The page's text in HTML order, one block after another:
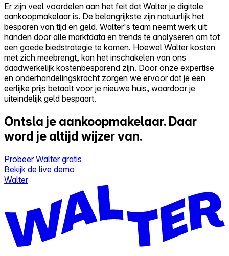
Er zijn veel voordelen aan het feit dat Walter je digitale
aankoopmakelaar is. De belangrijkste zijn natuurlijk het
besparen van tijd en geld. Walter's team neemt werk uit
handen door alle marktdata en trends te analyseren om tot
een goede biedstrategie te komen. Hoewel Walter kosten
met zich meebrengt, kan het inschakelen van ons
daadwerkelijk kostenbesparend zijn. Door onze expertise
en onderhandelingskracht zorgen we ervoor dat je een
eerlijke prijs betaalt voor je nieuwe huis, waardoor je
uiteindelijk geld bespaart.
Ontsla je aankoopmakelaar. Daar
word je altijd wijzer van.
Probeer Walter gratis
Bekijk de live demo
Walter